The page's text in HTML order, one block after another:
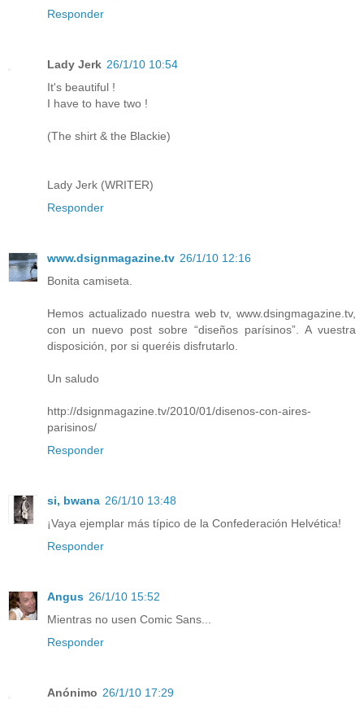
Responder
Lady Jerk 26/1/10 10:54
It's beautiful !
I have to have two !
(The shirt & the Blackie)
Lady Jerk (WRITER)
Responder
www.dsignmagazine.tv 26/1/10 12:16
Bonita camiseta.
Hemos actualizado nuestra web tv, www.dsingmagazine.tv,
con un nuevo post sobre “diseños parísinos”. A vuestra
disposición, por si queréis disfrutarlo.
Un saludo
http://dsignmagazine.tv/2010/01/disenos-con-aires-
parisinos/
Responder
si, bwana 26/1/10 13:48
¡Vaya ejemplar más típico de la Confederación Helvética!
Responder
Angus 26/1/10 15:52
Mientras no usen Comic Sans...
Responder
Anónimo 26/1/10 17:29